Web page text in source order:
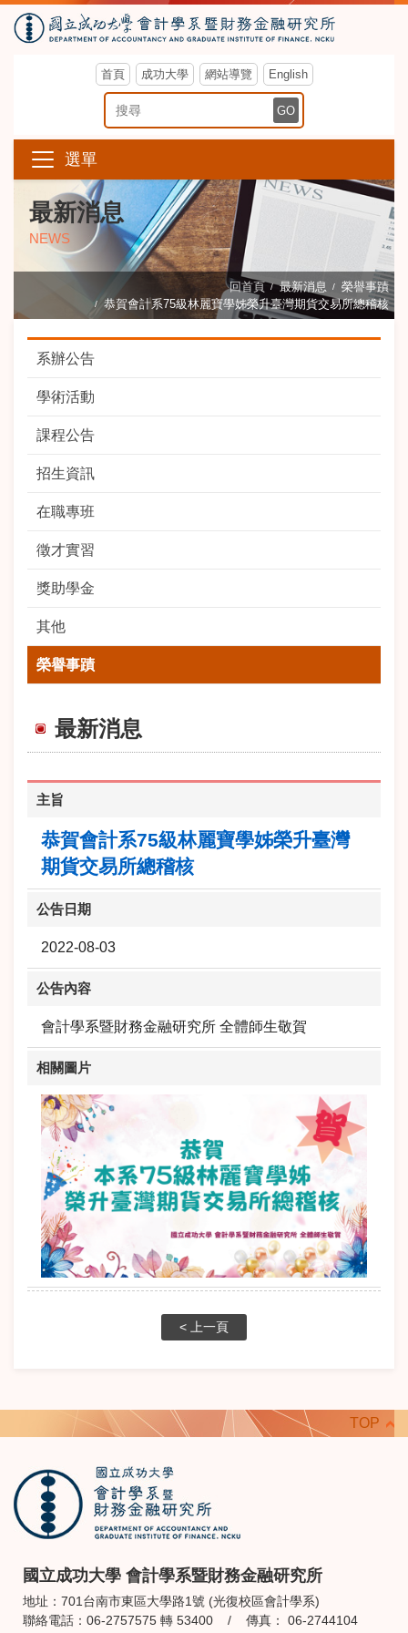
首頁 成功大學 網站導覽 English
搜尋關鍵字 GO
選單
最新消息
NEWS
回首頁 最新消息
榮譽事蹟
恭賀會計系75級林麗寶學姊榮升臺灣期貨交易所總稽核
系辦公告
學術活動
課程公告
招生資訊
在職專班
徵才實習
獎助學金
其他
榮譽事蹟
最新消息
主旨
恭賀會計系75級林麗寶學姊榮升臺灣
期貨交易所總稽核
公告日期
2022-08-03
公告內容
會計學系暨財務金融研究所 全體師生敬賀
相關圖片
< 上一頁
TOP
國立成功大學 會計學系暨財務金融研究所
地址：701台南市東區大學路1號 (光復校區會計學系)
聯絡電話：06-2757575 轉 53400 / 傳真： 06-2744104